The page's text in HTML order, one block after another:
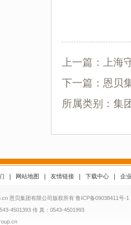
上一篇： 上海
下一篇： 恩贝
所属类别：集
网站地图 友情链接 下载中心 企
恩贝集团有限公司版权所有 鲁ICP备09038411号-1
4501393 传 真：0543-4501993